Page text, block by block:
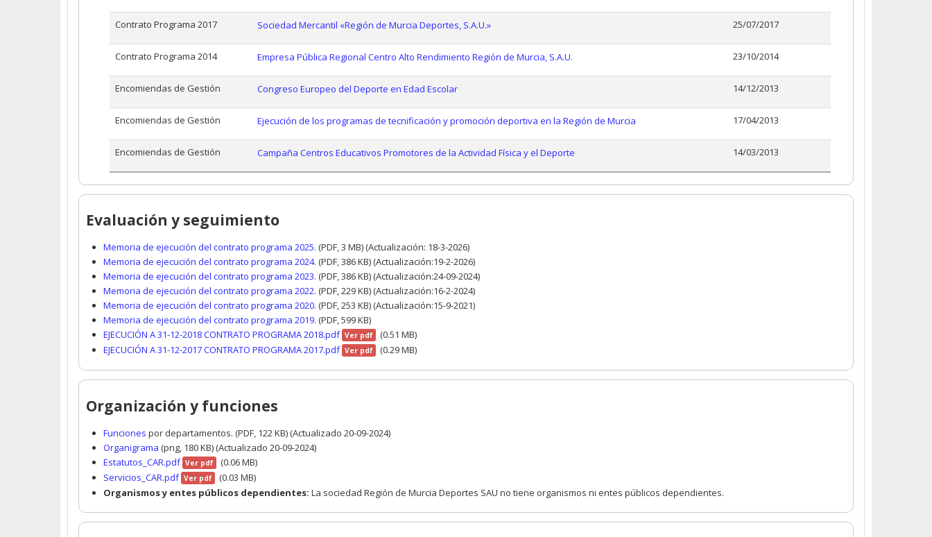
Contrato Programa 2017 Sociedad Mercantil «Región de Murcia Deportes, S.A.U.» 25/07/2017
Contrato Programa 2014 Empresa Pública Regional Centro Alto Rendimiento Región de Murcia, S.A.U. 23/10/2014
Encomiendas de Gestión Congreso Europeo del Deporte en Edad Escolar 14/12/2013
Encomiendas de Gestión Ejecución de los programas de tecnificación y promoción deportiva en la Región de Murcia 17/04/2013
Encomiendas de Gestión Campaña Centros Educativos Promotores de la Actividad Física y el Deporte 14/03/2013
Evaluación y seguimiento
Memoria de ejecución del contrato programa 2025. (PDF, 3 MB) (Actualización: 18-3-2026)
Memoria de ejecución del contrato programa 2024. (PDF, 386 KB) (Actualización:19-2-2026)
Memoria de ejecución del contrato programa 2023. (PDF, 386 KB) (Actualización:24-09-2024)
Memoria de ejecución del contrato programa 2022. (PDF, 229 KB) (Actualización:16-2-2024)
Memoria de ejecución del contrato programa 2020. (PDF, 253 KB) (Actualización:15-9-2021)
Memoria de ejecución del contrato programa 2019. (PDF, 599 KB)
EJECUCIÓN A 31-12-2018 CONTRATO PROGRAMA 2018.pdf Ver pdf
(0.51 MB)
EJECUCIÓN A 31-12-2017 CONTRATO PROGRAMA 2017.pdf Ver pdf (0.29 MB)
Organización y funciones
Funciones por departamentos. (PDF, 122 KB) (Actualizado 20-09-2024)
Organigrama (png, 180 KB) (Actualizado 20-09-2024)
Estatutos_CAR.pdf Ver pdf (0.06 MB)
Servicios_CAR.pdf Ver pdf (0.03 MB)
Organismos y entes públicos dependientes: La sociedad Región de Murcia Deportes SAU no tiene organismos ni entes públicos dependientes.